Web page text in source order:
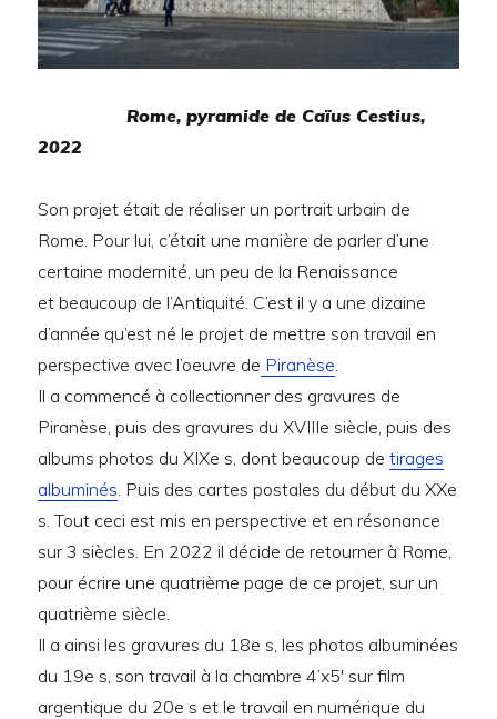
Rome, pyramide de Caïus Cestius,
2022
Son projet était de réaliser un portrait urbain de
Rome. Pour lui, c’était une manière de parler d’une
certaine modernité, un peu de la Renaissance
et beaucoup de l’Antiquité. C’est il y a une dizaine
d’année qu’est né le projet de mettre son travail en
perspective avec l’oeuvre de Piranèse
Il a commencé à collectionner des gravures de
Piranèse, puis des gravures du XVIIIe siècle, puis des
albums photos du XIXe s, dont beaucoup detirages
albuminés . Puis des cartes postales du début du XXe
s. Tout ceci est mis en perspective et en résonance
sur 3 siècles. En 2022 il décide de retourner à Rome,
pour écrire une quatrième page de ce projet, sur un
quatrième siècle.
Il a ainsi les gravures du 18e s, les photos albuminées
du 19e s, son travail à la chambre 4’x5′ sur film
argentique du 20e s et le travail en numérique du